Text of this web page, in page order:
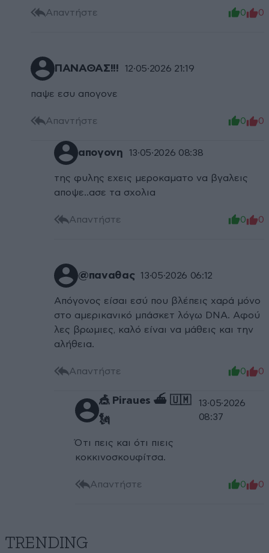
Απαντήστε 0 0
ΠΑΝΑΘΑΣ!!! 12·05·2026 21:19
παψε εσυ απογονε
Απαντήστε 0 0
απογονη 13·05·2026 08:38
της φυλης εχεις μεροκαματο να βγαλεις
αποψε..ασε τα σχολια
Απαντήστε 0 0
@παναθας 13·05·2026 06:12
Απόγονος είσαι εσύ που βλέπεις χαρά μόνο
στο αμερικανικό μπάσκετ λόγω DNA. Αφού
λες βρωμιες, καλό είναι να μάθεις και την
αλήθεια.
Απαντήστε 0 0
🎪 Piraues ⛴️ 🇺🇲
🗽
13·05·2026
08:37
Ότι πεις και ότι πιεις
κοκκινοσκουφίτσα.
Απαντήστε 0 0
TRENDING